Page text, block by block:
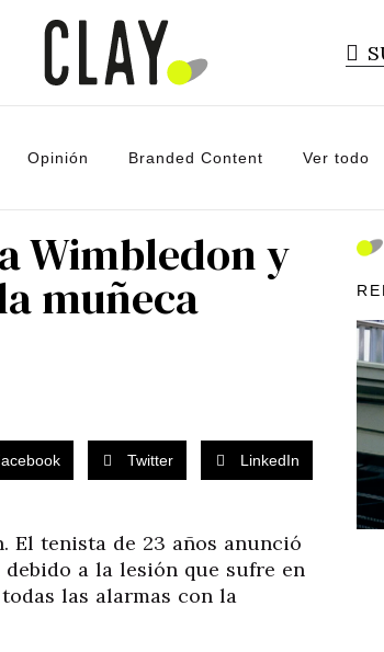
Opinión Branded Content Ver todo
Wimbledon y
muñeca
Twitter LinkedIn
El tenista de 23 años anunció
a la lesión que sufre en
las alarmas con la